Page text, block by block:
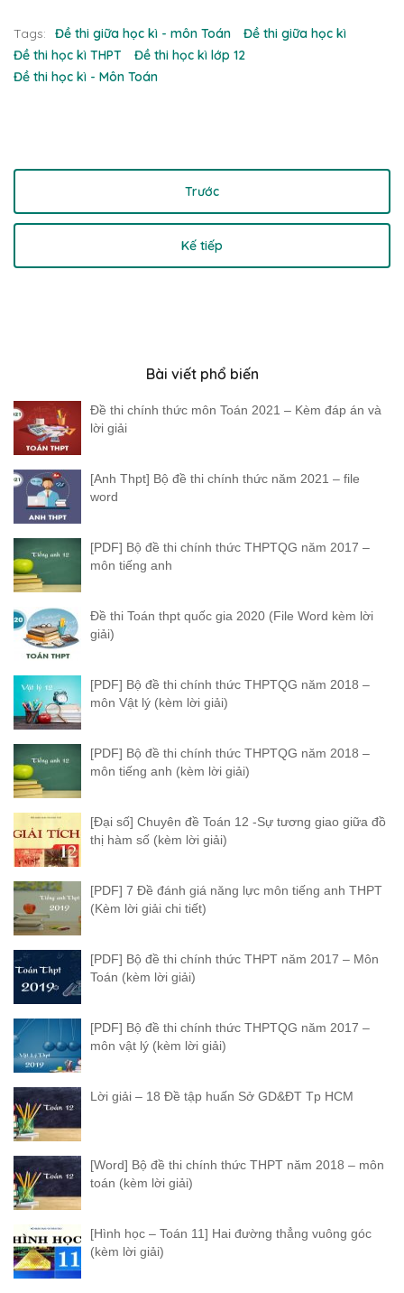
Tags: Đề thi giữa học kì - môn Toán
Đề thi giữa học kì
Đề thi học kì THPT
Đề thi học kì lớp 12
Đề thi học kì - Môn Toán
Trước
Kế tiếp
Bài viết phổ biến
Đề thi chính thức môn Toán 2021 – Kèm đáp án và
lời giải
[Anh Thpt] Bộ đề thi chính thức năm 2021 – file
word
[PDF] Bộ đề thi chính thức THPTQG năm 2017 –
môn tiếng anh
Đề thi Toán thpt quốc gia 2020 (File Word kèm lời
giải)
[PDF] Bộ đề thi chính thức THPTQG năm 2018 –
môn Vật lý (kèm lời giải)
[PDF] Bộ đề thi chính thức THPTQG năm 2018 –
môn tiếng anh (kèm lời giải)
[Đại số] Chuyên đề Toán 12 -Sự tương giao giữa đồ
thị hàm số (kèm lời giải)
[PDF] 7 Đề đánh giá năng lực môn tiếng anh THPT
(Kèm lời giải chi tiết)
[PDF] Bộ đề thi chính thức THPT năm 2017 – Môn
Toán (kèm lời giải)
[PDF] Bộ đề thi chính thức THPTQG năm 2017 –
môn vật lý (kèm lời giải)
Lời giải – 18 Đề tập huấn Sở GD&ĐT Tp HCM
[Word] Bộ đề thi chính thức THPT năm 2018 – môn
toán (kèm lời giải)
[Hình học – Toán 11] Hai đường thẳng vuông góc
(kèm lời giải)